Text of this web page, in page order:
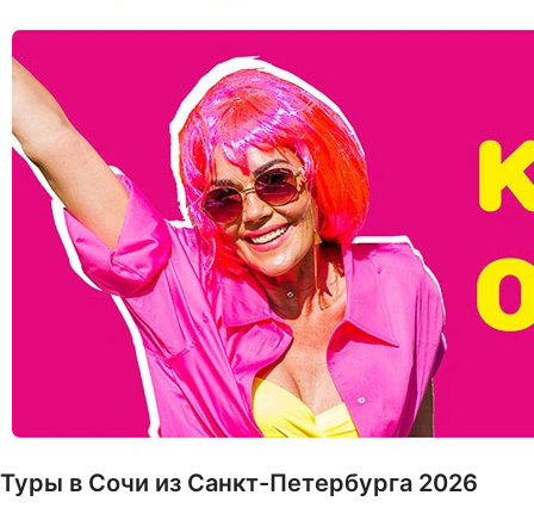
Туры в Сочи из Санкт-Петербурга 2026